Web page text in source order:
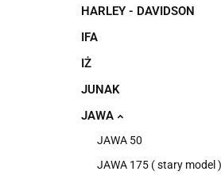
HARLEY - DAVIDSON
IFA
IŻ
JUNAK
JAWA
JAWA 50
JAWA 175 ( stary model )